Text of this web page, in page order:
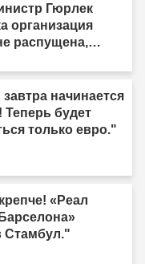
Гюрлек
организация
распущена,
начинается
Теперь будет
только евро."
«Реал
Стамбул."